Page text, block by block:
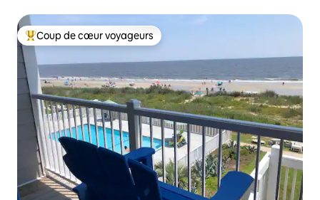
Coups de cœur voyageurs les plus appréciés
Coup de cœur voyageurs